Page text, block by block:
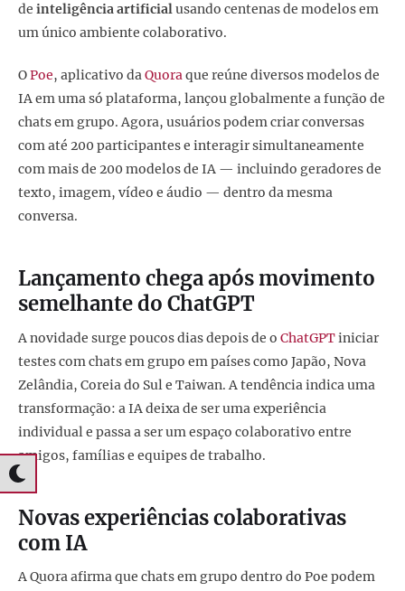
de inteligência artificialusando centenas de modelos em
um único ambiente colaborativo.
OPoe, aplicativo daQuoraque reúne diversos modelos de
IA em uma só plataforma, lançou globalmente a função de
chats em grupo. Agora, usuários podem criar conversas
com até 200 participantes e interagir simultaneamente
com mais de 200 modelos de IA — incluindo geradores de
texto, imagem, vídeo e áudio — dentro da mesma
conversa.
Lançamento chega após movimento
semelhante do ChatGPT
A novidade surge poucos dias depois de o ChatGPTiniciar
testes com chats em grupo em países como Japão, Nova
Zelândia, Coreia do Sul e Taiwan. A tendência indica uma
transformação: a IA deixa de ser uma experiência
individual e passa a ser um espaço colaborativo entre
amigos, famílias e equipes de trabalho.
Novas experiências colaborativas
com IA
A Quora afirma que chats em grupo dentro do Poe podem